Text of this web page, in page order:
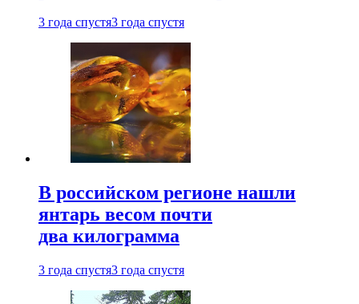
3 года спустя3 года спустя
В российском регионе нашли
янтарь весом почти
два килограмма
3 года спустя3 года спустя